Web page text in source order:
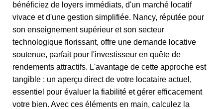
bénéficiez de loyers immédiats, d'un marché locatif
vivace et d'une gestion simplifiée. Nancy, réputée pour
son enseignement supérieur et son secteur
technologique florissant, offre une demande locative
soutenue, parfait pour l'investisseur en quête de
rendements attractifs. L'avantage de cette approche est
tangible : un aperçu direct de votre locataire actuel,
essentiel pour évaluer la fiabilité et gérer efficacement
votre bien. Avec ces éléments en main, calculez la